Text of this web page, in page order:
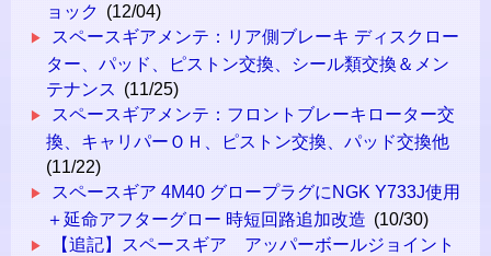
ョック (12/04)
スペースギアメンテ：リア側ブレーキ ディスクロー
ター、パッド、ピストン交換、シール類交換＆メン
テナンス (11/25)
スペースギアメンテ：フロントブレーキローター交
換、キャリパーＯＨ、ピストン交換、パッド交換他
(11/22)
スペースギア 4M40 グロープラグにNGK Y733J使用
＋延命アフターグロー 時短回路追加改造 (10/30)
【追記】スペースギア アッパーボールジョイント